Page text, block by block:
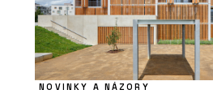
NOVINKY A NÁZORY